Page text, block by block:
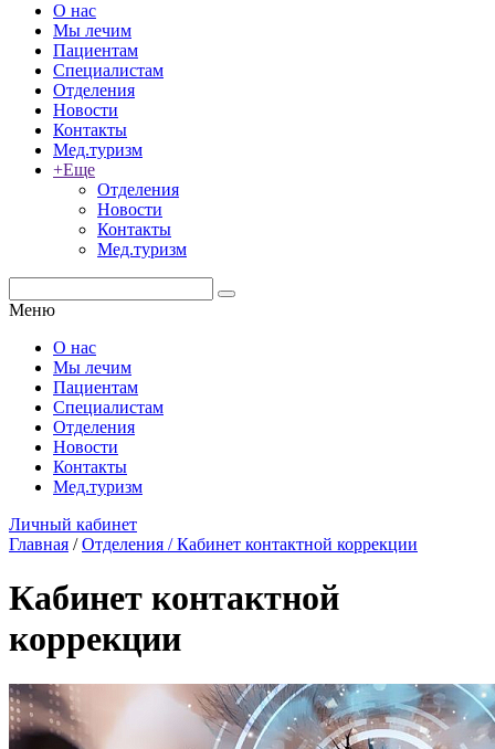
О нас
Мы лечим
Пациентам
Специалистам
Отделения
Новости
Контакты
Мед.туризм
+Еще
Отделения
Новости
Контакты
Мед.туризм
Меню
О нас
Мы лечим
Пациентам
Специалистам
Отделения
Новости
Контакты
Мед.туризм
Личный кабинет
Главная /Отделения / Кабинет контактной коррекции
Кабинет контактной
коррекции